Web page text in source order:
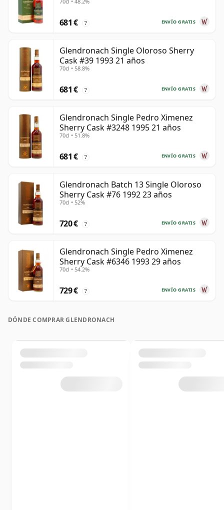
ENVÍO GRATIS
681 € ?
Glendronach Single Oloroso Sherry
Cask #39 1993 21 años
70cl • 58.8%
ENVÍO GRATIS
681 € ?
Glendronach Single Pedro Ximenez
Sherry Cask #3248 1995 21 años
70cl • 51.8%
ENVÍO GRATIS
681 € ?
Glendronach Batch 13 Single Oloroso
Sherry Cask #76 1992 23 años
70cl • 52%
ENVÍO GRATIS
720 € ?
Glendronach Single Pedro Ximenez
Sherry Cask #6346 1993 29 años
70cl • 54.2%
ENVÍO GRATIS
729 € ?
DÓNDE COMPRAR GLENDRONACH